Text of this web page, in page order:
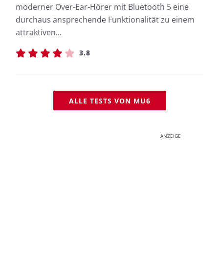
moderner Over-Ear-Hörer mit Bluetooth 5 eine
durchaus ansprechende Funktionalität zu einem
attraktiven...
3.8
ALLE TESTS VON MU6
ANZEIGE